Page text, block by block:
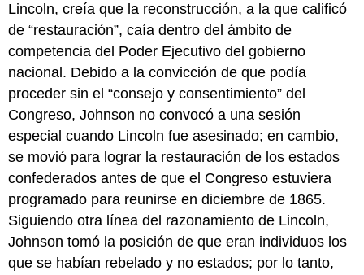
Lincoln, creía que la reconstrucción, a la que calificó
de “restauración”, caía dentro del ámbito de
competencia del Poder Ejecutivo del gobierno
nacional. Debido a la convicción de que podía
proceder sin el “consejo y consentimiento” del
Congreso, Johnson no convocó a una sesión
especial cuando Lincoln fue asesinado; en cambio,
se movió para lograr la restauración de los estados
confederados antes de que el Congreso estuviera
programado para reunirse en diciembre de 1865.
Siguiendo otra línea del razonamiento de Lincoln,
Johnson tomó la posición de que eran individuos los
que se habían rebelado y no estados; por lo tanto,